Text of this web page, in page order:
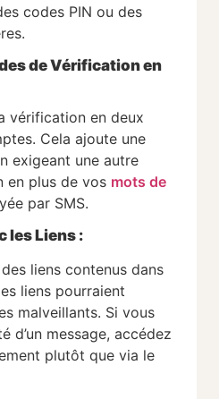
codes PIN ou des
de Vérification en
vérification en deux
Cela ajoute une
exigeant une autre
en plus de vos mots de
par SMS.
les Liens :
liens contenus dans
liens pourraient
malveillants. Si vous
d’un message, accédez
plutôt que via le